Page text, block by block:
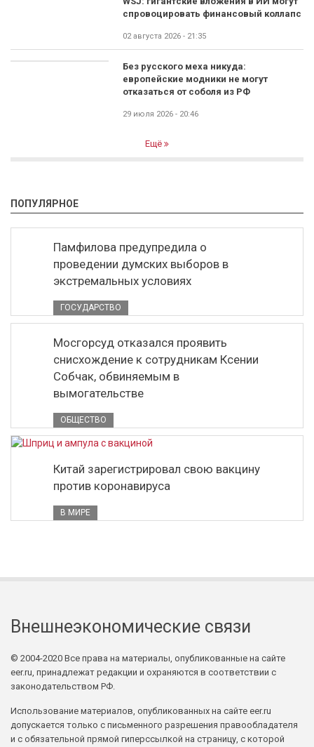
спровоцировать финансовый коллапс
02 августа 2026 - 21:35
Без русского меха никуда:
европейские модники не могут
отказаться от соболя из РФ
29 июля 2026 - 20:46
Ещё
ПОПУЛЯРНОЕ
Памфилова предупредила о
проведении думских выборов в
экстремальных условиях
ГОСУДАРСТВО
Мосгорсуд отказался проявить
снисхождение к сотрудникам Ксении
Собчак, обвиняемым в
вымогательстве
ОБЩЕСТВО
Китай зарегистрировал свою вакцину
против коронавируса
В МИРЕ
Внешнеэкономические связи
© 2004-2020 Все права на материалы, опубликованные на сайте
eer.ru, принадлежат редакции и охраняются в соответствии с
законодательством РФ.
Использование материалов, опубликованных на сайте eer.ru
допускается только с письменного разрешения правообладателя
и с обязательной прямой гиперссылкой на страницу, с которой